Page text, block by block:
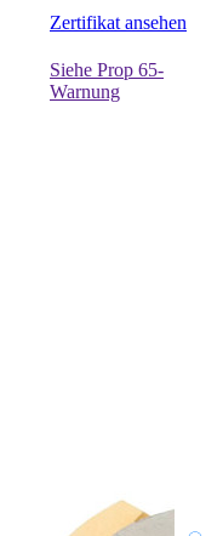
Zertifikat ansehen
Siehe Prop 65-
Warnung